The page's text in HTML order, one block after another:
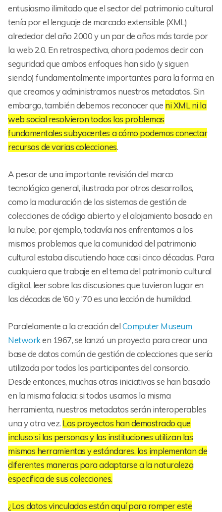
entusiasmo ilimitado que el sector del patrimonio cultural
tenía por el lenguaje de marcado extensible (XML)
alrededor del año 2000 y un par de años más tarde por
la web 2.0. En retrospectiva, ahora podemos decir con
seguridad que ambos enfoques han sido (y siguen
siendo) fundamentalmente importantes para la forma en
que creamos y administramos nuestros metadatos. Sin
embargo, también debemos reconocer que ni XML ni la
web social resolvieron todos los problemas
fundamentales subyacentes a cómo podemos conectar
recursos de varias colecciones.
A pesar de una importante revisión del marco
tecnológico general, ilustrada por otros desarrollos,
como la maduración de los sistemas de gestión de
colecciones de código abierto y el alojamiento basado en
la nube, por ejemplo, todavía nos enfrentamos a los
mismos problemas que la comunidad del patrimonio
cultural estaba discutiendo hace casi cinco décadas. Para
cualquiera que trabaje en el tema del patrimonio cultural
digital, leer sobre las discusiones que tuvieron lugar en
las décadas de ‘60 y ‘70 es una lección de humildad.
Paralelamente a la creación delComputer Museum
Networken 1967, se lanzó un proyecto para crear una
base de datos común de gestión de colecciones que sería
utilizada por todos los participantes del consorcio.
Desde entonces, muchas otras iniciativas se han basado
en la misma falacia: si todos usamos la misma
herramienta, nuestros metadatos serán interoperables
una y otra vez. Los proyectos han demostrado que
incluso si las personas y las instituciones utilizan las
mismas herramientas y estándares, los implementan de
diferentes maneras para adaptarse a la naturaleza
específica de sus colecciones.
¿Los datos vinculados están aquí para romper este